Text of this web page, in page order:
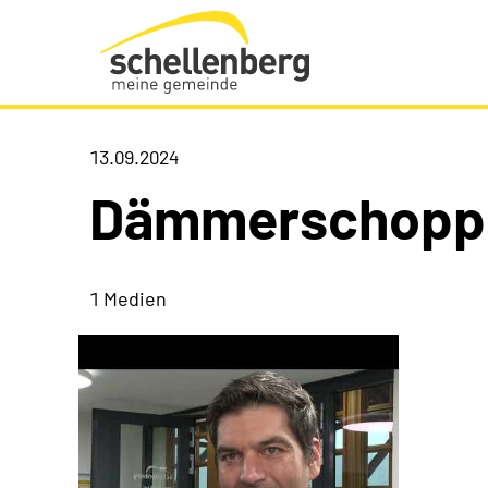
Gemeinde Schellenberg Startseite
13.09.2024
1 Medien